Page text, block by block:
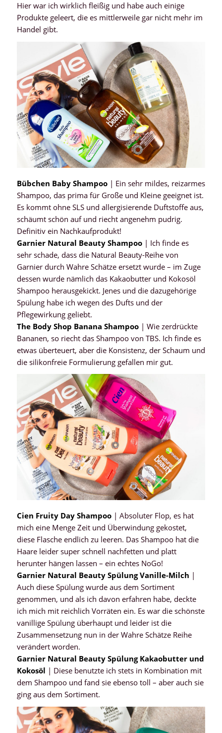
Hier war ich wirklich fleißig und habe auch einige
Produkte geleert, die es mittlerweile gar nicht mehr im
Handel gibt.
Bübchen Baby Shampoo| Ein sehr mildes, reizarmes
Shampoo, das prima für Große und Kleine geeignet ist.
Es kommt ohne SLS und allergisierende Duftstoffe aus,
schäumt schön auf und riecht angenehm pudrig.
Definitiv ein Nachkaufprodukt!
Garnier Natural Beauty Shampoo| Ich finde es
sehr schade, dass die Natural Beauty-Reihe von
Garnier durch Wahre Schätze ersetzt wurde – im Zuge
dessen wurde nämlich das Kakaobutter und Kokosöl
Shampoo herausgekickt. Jenes und die dazugehörige
Spülung habe ich wegen des Dufts und der
Pflegewirkung geliebt.
The Body Shop Banana Shampoo| Wie zerdrückte
Bananen, so riecht das Shampoo von TBS. Ich finde es
etwas überteuert, aber die Konsistenz, der Schaum und
die silikonfreie Formulierung gefallen mir gut.
Cien Fruity Day Shampoo| Absoluter Flop, es hat
mich eine Menge Zeit und Überwindung gekostet,
diese Flasche endlich zu leeren. Das Shampoo hat die
Haare leider super schnell nachfetten und platt
herunter hängen lassen – ein echtes NoGo!
Garnier Natural Beauty Spülung Vanille-Milch |
Auch diese Spülung wurde aus dem Sortiment
genommen, und als ich davon erfahren habe, deckte
ich mich mit reichlich Vorräten ein. Es war die schönste
vanillige Spülung überhaupt und leider ist die
Zusammensetzung nun in der Wahre Schätze Reihe
verändert worden.
Garnier Natural Beauty Spülung Kakaobutter und
Kokosöl | Diese benutzte ich stets in Kombination mit
dem Shampoo und fand sie ebenso toll – aber auch sie
ging aus dem Sortiment.